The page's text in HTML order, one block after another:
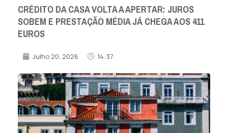
CRÉDITO DA CASA VOLTA A APERTAR: JUROS
SOBEM E PRESTAÇÃO MÉDIA JÁ CHEGA AOS 411
EUROS
Julho 20, 2026 14:37